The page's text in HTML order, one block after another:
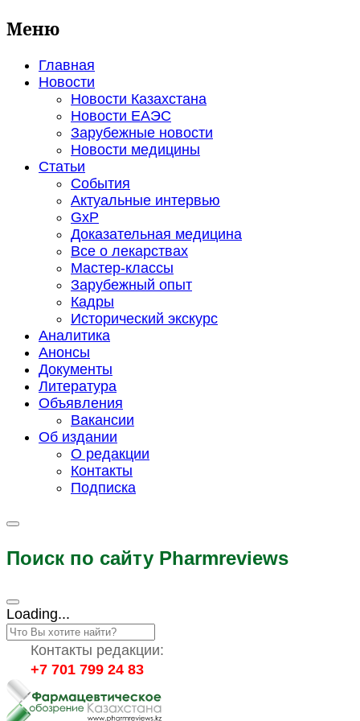
Меню
Главная
Новости
Новости Казахстана
Новости ЕАЭС
Зарубежные новости
Новости медицины
Статьи
События
Актуальные интервью
GxP
Доказательная медицина
Все о лекарствах
Мастер-классы
Зарубежный опыт
Кадры
Исторический экскурс
Аналитика
Анонсы
Документы
Литература
Объявления
Вакансии
Об издании
О редакции
Контакты
Подписка
Поиск по сайту Pharmreviews
Loading...
Контакты редакции:
+7 701 799 24 83